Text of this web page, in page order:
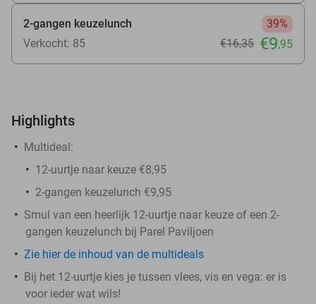
2-gangen keuzelunch
39%
Verkocht: 85
€16,35 €9,95
Highlights
Multideal:
12-uurtje naar keuze €8,95
2-gangen keuzelunch €9,95
Smul van een heerlijk 12-uurtje naar keuze of een 2-
gangen keuzelunch bij Parel Paviljoen
Zie hier de inhoud van de multideals
Bij het 12-uurtje kies je tussen vlees, vis en vega: er is
voor ieder wat wils!